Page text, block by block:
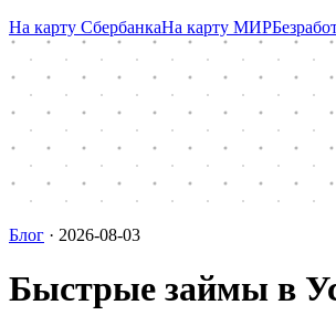
На карту СбербанкаНа карту МИР
Блог · 2026-08-03
Быстрые займы в